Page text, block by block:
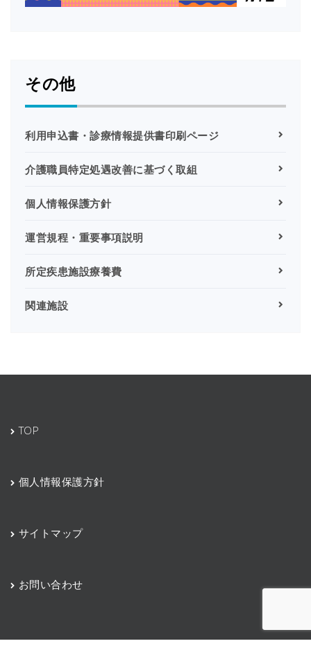
その他
利用申込書・診療情報提供書印刷ページ
介護職員特定処遇改善に基づく取組
個人情報保護方針
運営規程・重要事項説明
所定疾患施設療養費
関連施設
TOP
個人情報保護方針
サイトマップ
お問い合わせ